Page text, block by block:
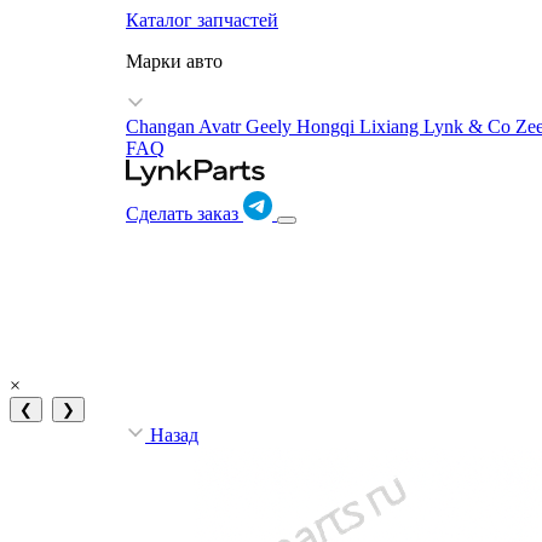
Каталог запчастей
Марки авто
Changan AvatrGeely Hongqi Lixiang Lynk & Co
FAQ
Сделать заказ
×
❮ ❯
Назад